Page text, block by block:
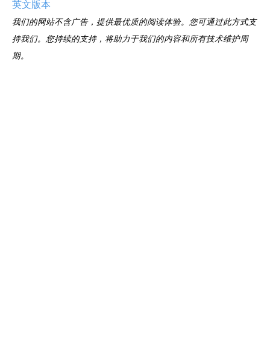
英文版本
我们的网站不含广告，提供最优质的阅读体验。您可通过此方式支
持我们。您持续的支持，将助力于我们的内容和所有技术维护周
期。